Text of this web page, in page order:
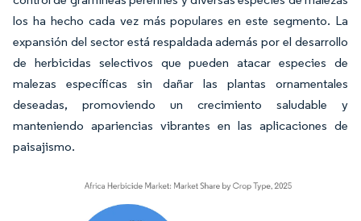
los ha hecho cada vez más populares en este segmento. La
expansión del sector está respaldada además por el desarrollo
de herbicidas selectivos que pueden atacar especies de
malezas específicas sin dañar las plantas ornamentales
deseadas, promoviendo un crecimiento saludable y
manteniendo apariencias vibrantes en las aplicaciones de
paisajismo.